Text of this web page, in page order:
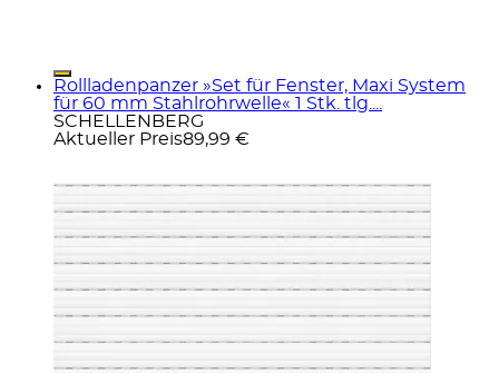
Rollladenpanzer »Set für Fenster, Maxi System
für 60 mm Stahlrohrwelle« 1 Stk. tlg....
SCHELLENBERG
Aktueller Preis89,99 €